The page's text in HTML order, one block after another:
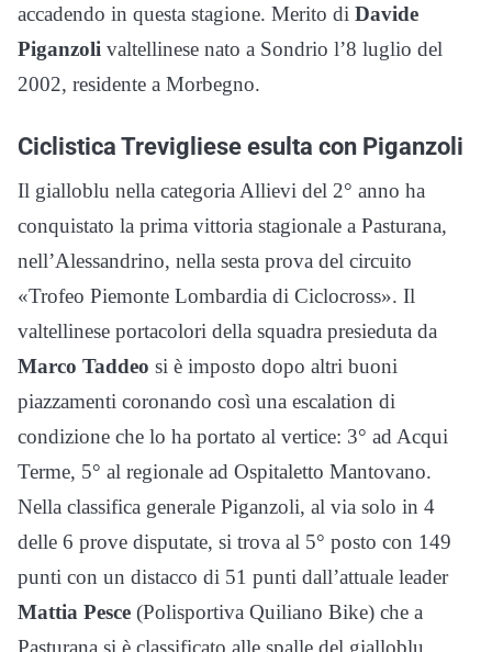
accadendo in questa stagione. Merito di Davide
Piganzoli valtellinese nato a Sondrio l’8 luglio del
2002, residente a Morbegno.
Ciclistica Trevigliese esulta con Piganzoli
Il gialloblu nella categoria Allievi del 2° anno ha
conquistato la prima vittoria stagionale a Pasturana,
nell’Alessandrino, nella sesta prova del circuito
«Trofeo Piemonte Lombardia di Ciclocross». Il
valtellinese portacolori della squadra presieduta da
Marco Taddeo si è imposto dopo altri buoni
piazzamenti coronando così una escalation di
condizione che lo ha portato al vertice: 3° ad Acqui
Terme, 5° al regionale ad Ospitaletto Mantovano.
Nella classifica generale Piganzoli, al via solo in 4
delle 6 prove disputate, si trova al 5° posto con 149
punti con un distacco di 51 punti dall’attuale leader
Mattia Pesce (Polisportiva Quiliano Bike) che a
Pasturana si è classificato alle spalle del gialloblu